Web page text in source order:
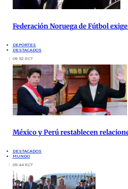
Federación Noruega de Fútbol
DEPORTES
DESTACADOS
09:52 ECT
México y Perú restablecen
DESTACADOS
MUNDO
09:44 ECT